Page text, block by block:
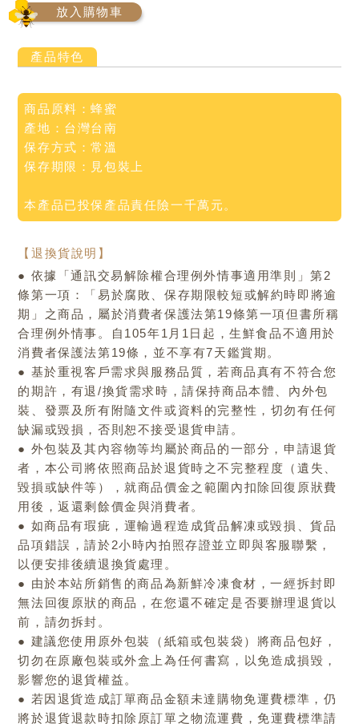
放入購物車
產品特色
商品原料：蜂蜜
產地：台灣台南
保存方式：常溫
保存期限：見包裝上
本產品已投保產品責任險一千萬元。
【退換貨說明】
● 依據「通訊交易解除權合理例外情事適用準則」第2
條第一項：「易於腐敗、保存期限較短或解約時即將逾
期」之商品，屬於消費者保護法第19條第一項但書所稱
合理例外情事。自105年1月1日起，生鮮食品不適用於
消費者保護法第19條，並不享有7天鑑賞期。
● 基於重視客戶需求與服務品質，若商品真有不符合您
的期許，有退/換貨需求時，請保持商品本體、內外包
裝、發票及所有附隨文件或資料的完整性，切勿有任何
缺漏或毀損，否則恕不接受退貨申請。
● 外包裝及其內容物等均屬於商品的一部分，申請退貨
者，本公司將依照商品於退貨時之不完整程度（遺失、
毀損或缺件等），就商品價金之範圍內扣除回復原狀費
用後，返還剩餘價金與消費者。
● 如商品有瑕疵，運輸過程造成貨品解凍或毀損、貨品
品項錯誤，請於2小時內拍照存證並立即與客服聯繫，
以便安排後續退換貨處理。
● 由於本站所銷售的商品為新鮮冷凍食材，一經拆封即
無法回復原狀的商品，在您還不確定是否要辦理退貨以
前，請勿拆封。
● 建議您使用原外包裝（紙箱或包裝袋）將商品包好，
切勿在原廠包裝或外盒上為任何書寫，以免造成損毀，
影響您的退貨權益。
● 若因退貨造成訂單商品金額未達購物免運費標準，仍
將於退貨退款時扣除原訂單之物流運費，免運費標準請